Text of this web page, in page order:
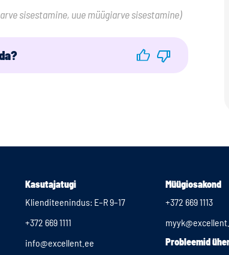
sisestamine, uue müügiarve sisestamine)
Kasutajatugi
Klienditeenindus: E–R 9–17
+372 669 1111
info@excellent.ee
Müügiosakond
+372 669 1113
Probleemid